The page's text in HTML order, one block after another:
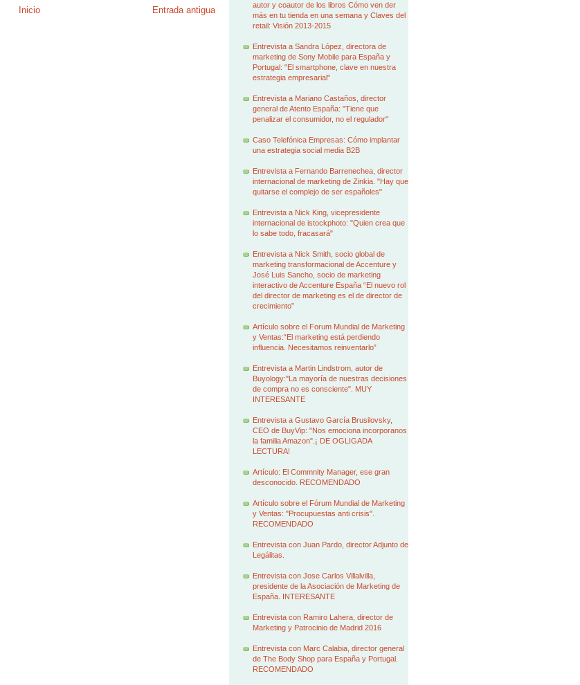
Entrada antigua
Inicio
autor y coautor de los libros Cómo ven der
más en tu tienda en una semana y Claves del
retail: Visión 2013-2015
Entrevista a Sandra López, directora de
marketing de Sony Mobile para España y
Portugal: "El smartphone, clave en nuestra
estrategia empresarial"
Entrevista a Mariano Castaños, director
general de Atento España: "Tiene que
penalizar el consumidor, no el regulador"
Caso Telefónica Empresas: Cómo implantar
una estrategia social media B2B
Entrevista a Fernando Barrenechea, director
internacional de marketing de Zinkia. "Hay que
quitarse el complejo de ser españoles"
Entrevista a Nick King, vicepresidente
internacional de istockphoto: "Quien crea que
lo sabe todo, fracasará"
Entrevista a Nick Smith, socio global de
marketing transformacional de Accenture y
José Luis Sancho, socio de marketing
interactivo de Accenture España “El nuevo rol
del director de marketing es el de director de
crecimiento”
Artículo sobre el Forum Mundial de Marketing
y Ventas:“El marketing está perdiendo
influencia. Necesitamos reinventarlo”
Entrevista a Martin Lindstrom, autor de
Buyology:"La mayoría de nuestras decisiones
de compra no es consciente". MUY
INTERESANTE
Entrevista a Gustavo García Brusilovsky,
CEO de BuyVip: "Nos emociona incorporanos
la familia Amazon".¡ DE OGLIGADA
LECTURA!
Artículo: El Commnity Manager, ese gran
desconocido. RECOMENDADO
Artículo sobre el Fórum Mundial de Marketing
y Ventas: "Procupuestas anti crisis".
RECOMENDADO
Entrevista con Juan Pardo, director Adjunto de
Legálitas.
Entrevista con Jose Carlos Villalvilla,
presidente de la Asociación de Marketing de
España. INTERESANTE
Entrevista con Ramiro Lahera, director de
Marketing y Patrocinio de Madrid 2016
Entrevista con Marc Calabia, director general
de The Body Shop para España y Portugal.
RECOMENDADO